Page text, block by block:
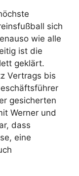
sich
wie alle
ist die
geklärt.
Vertrags bis
gesicherten
Werner und
dass
eine